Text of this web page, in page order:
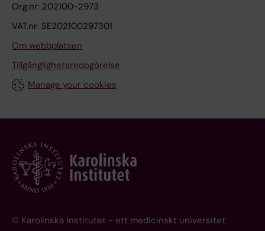
Org.nr: 202100-2973
VAT.nr: SE202100297301
Om webbplatsen
Tillgänglighetsredogörelse
Manage your cookies
© Karolinska Institutet - ett medicinskt universitet